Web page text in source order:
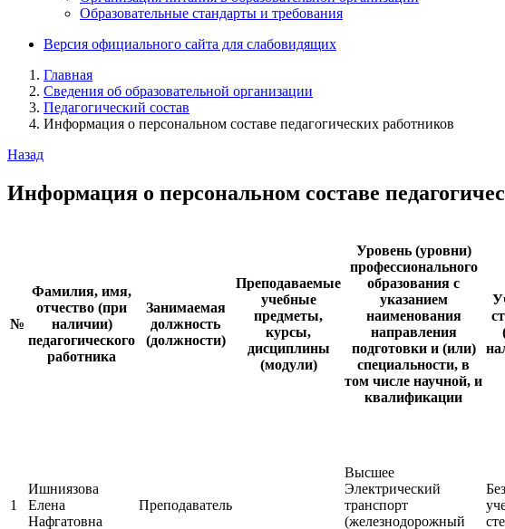
Образовательные стандарты и требования
Версия официального сайта для слабовидящих
Главная
Сведения об образовательной организации
Педагогический состав
Информация о персональном составе педагогических работников
Назад
Информация о персональном составе
№
Фамилия, имя,
отчество (при
наличии)
педагогического
работника
Занимаемая
должность
(должности)
Преподаваемые
учебные
предметы,
курсы,
дисциплины
(модули)
Уровень (уровни)
профессионального
образования с
указанием
наименования
направления
подготовки и (или)
специальности, в
том числе научной, и
квалификации
1
Ишниязова
Елена
Нафгатовна
Преподаватель
Высшее
Электрический
транспорт
(железнодорожный
Без